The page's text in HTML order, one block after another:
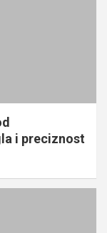
i preciznost